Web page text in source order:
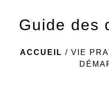
Guide des
ACCUEIL / VIE